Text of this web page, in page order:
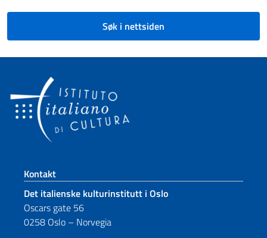
Søk i nettsiden
Footer section
Kontakt
Det italienske kulturinstitutt i Oslo
Oscars gate 56
0258 Oslo – Norvegia